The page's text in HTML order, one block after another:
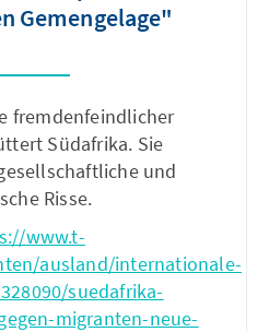
Gemengelage"
fremdenfeindlicher
Südafrika. Sie
und
Risse.
www.t-
ausland/internationale-
suedafrika-
migranten-neue-